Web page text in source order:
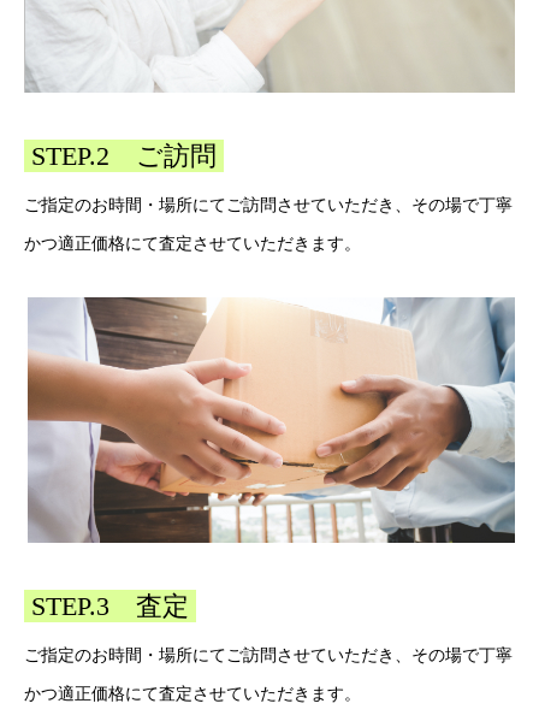
STEP.2 ご訪問
ご指定のお時間・場所にてご訪問させていただき、その場で丁寧
かつ適正価格にて査定させていただきます。
STEP.3 査定
ご指定のお時間・場所にてご訪問させていただき、その場で丁寧
かつ適正価格にて査定させていただきます。